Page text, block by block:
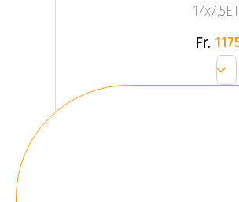
Fr.